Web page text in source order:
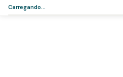
Carregando...